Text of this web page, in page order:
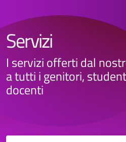
Servizi
I servizi offerti dal
a tutti i genitori,
docenti